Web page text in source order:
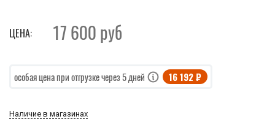
ЦЕНА: 17 600 руб
особая цена при отгрузке через 5 дней 16 192 ₽
Наличие в магазинах